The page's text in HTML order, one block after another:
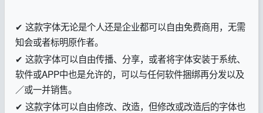
✔ 这款字体无论是个人还是企业都可以自由免费商用，无需
知会或者标明原作者。
✔ 这款字体可以自由传播、分享，或者将字体安装于系统、
软件或APP中也是允许的，可以与任何软件捆绑再分发以及
／或一并销售。
✔ 这款字体可以自由修改、改造，但修改或改造后的字体也